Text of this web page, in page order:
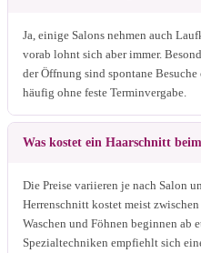
Ja, einige Salons nehmen auch
vorab lohnt sich aber immer.
der Öffnung sind spontane
häufig ohne feste Terminvergabe.
Was kostet ein Haarschnitt
Die Preise variieren je nach Salon
Herrenschnitt kostet meist
Waschen und Föhnen beginnen ab
Spezialtechniken empfiehlt sich